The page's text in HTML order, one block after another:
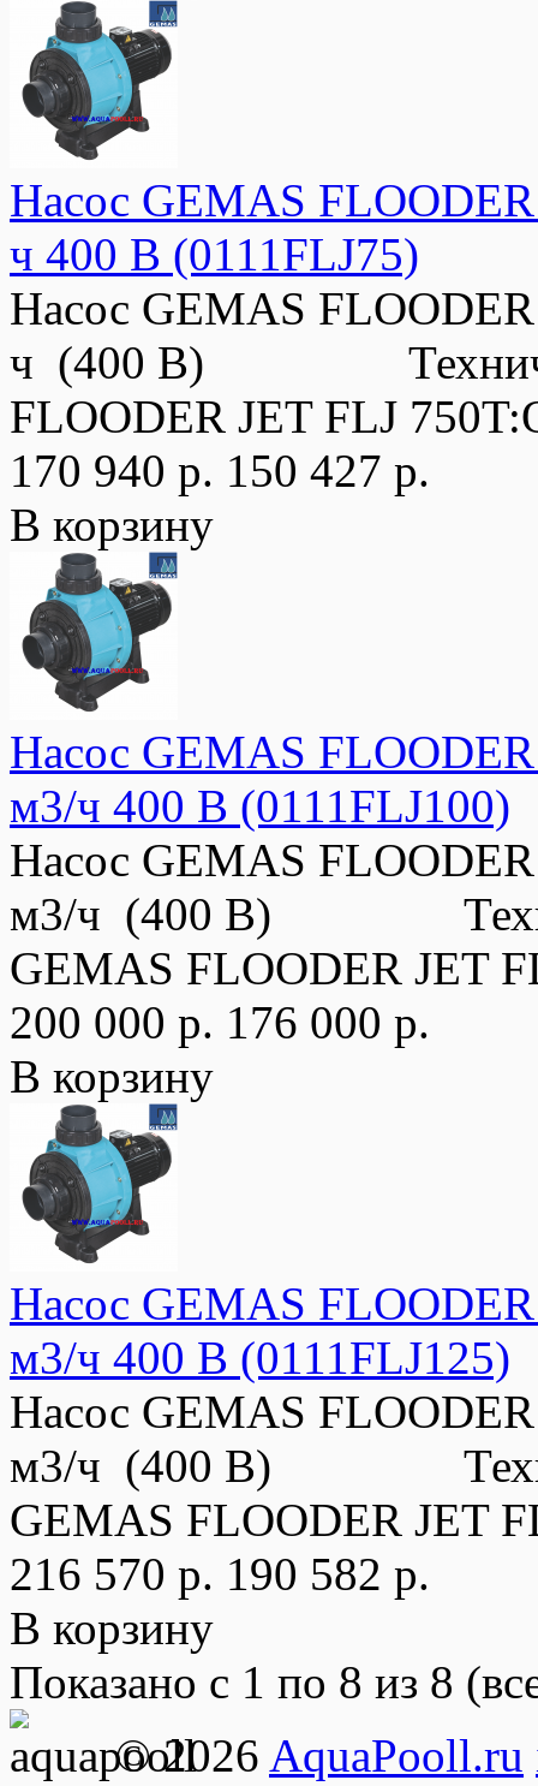
Насос GEMAS
ч 400 В (0111FLJ75)
Насос GEMAS
ч (400 В)
FLOODER JET FLJ
170 940 р. 150 427 р.
В корзину
Насос GEMAS
м3/ч 400 В (0111FLJ100)
Насос GEMAS
м3/ч (400 В)
GEMAS FLOODER JET
200 000 р. 176 000 р.
В корзину
Насос GEMAS
м3/ч 400 В (0111FLJ125)
Насос GEMAS
м3/ч (400 В)
GEMAS FLOODER JET
216 570 р. 190 582 р.
В корзину
Показано с 1 по 8 из 8
© 2026 AquaPooll.ru